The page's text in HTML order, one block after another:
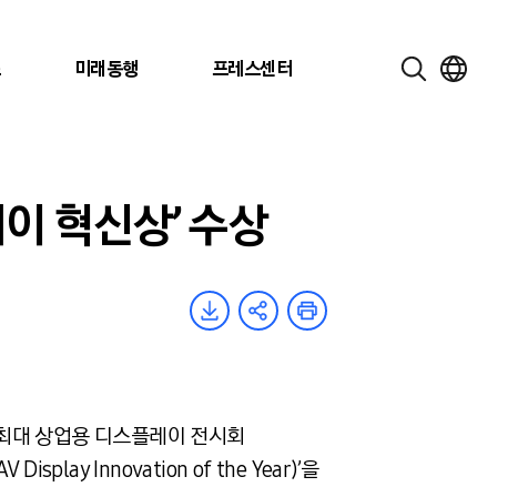
미래동행 프레스센터
혁신상’ 수상
대 상업용 디스플레이 전시회
Display Innovation of the Year)’을